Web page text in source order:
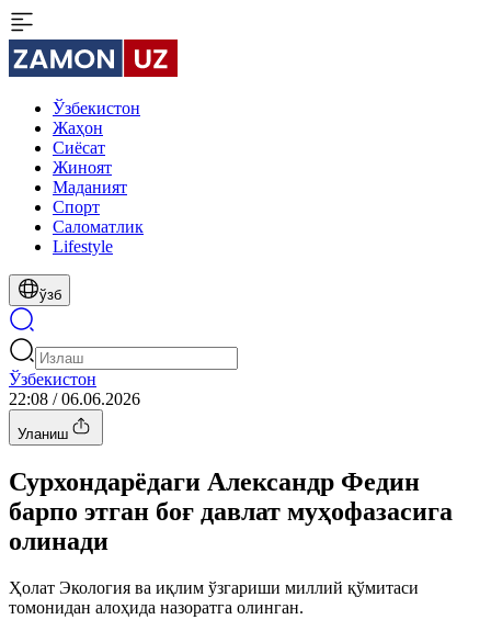
Ўзбекистон
Жаҳон
Сиёсат
Жиноят
Маданият
Спорт
Cаломатлик
Lifestyle
ўзб
Ўзбекистон
22:08 / 06.06.2026
Уланиш
Сурхондарёдаги Александр Федин
барпо этган боғ давлат муҳофазасига
олинади
Ҳолат Экология ва иқлим ўзгариши миллий қўмитаси
томонидан алоҳида назоратга олинган.